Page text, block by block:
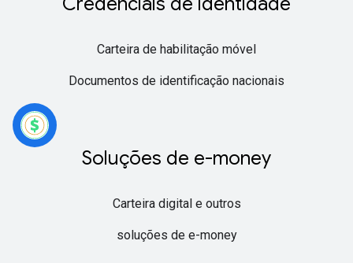
Carteira de habilitação móvel
Documentos de identificação nacionais
Soluções de e-money
Carteira digital e outros
soluções de e-money